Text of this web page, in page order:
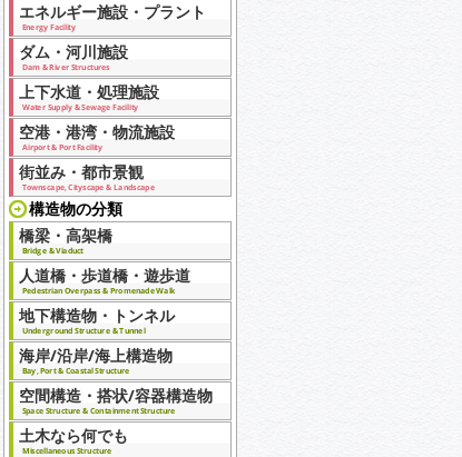
エネルギー施設・プラント
Energy Facility
ダム・河川施設
Dam & River Structures
上下水道・処理施設
Water Supply & Sewage Facility
空港・港湾・物流施設
Airport & Port Facility
街並み・都市景観
Townscape, Cityscape & Landscape
構造物の分類
橋梁・高架橋
Bridge & Viaduct
人道橋・歩道橋・遊歩道
Pedestrian Overpass & Promenade Walk
地下構造物・トンネル
Underground Structure & Tunnel
海岸/沿岸/海上構造物
Bay, Port & Coastal Structure
空間構造・搭状/容器構造物
Space Structure & Containment Structure
土木なら何でも
Miscellaneous Structure